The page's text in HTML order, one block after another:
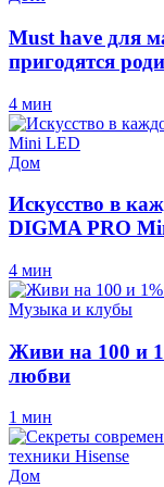
Must have для
пригодятся
4 мин
Дом
Искусство в
DIGMA PRO
4 мин
Музыка и клубы
Живи на 100 и
любви
1 мин
Дом